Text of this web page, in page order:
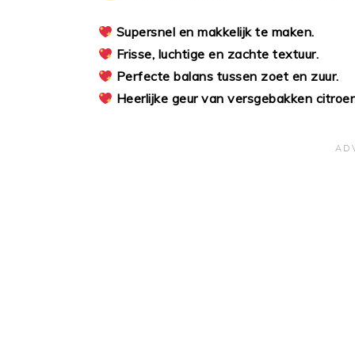
Supersnel en makkelijk te maken.
Frisse, luchtige en zachte textuur.
Perfecte balans tussen zoet en zuur.
Heerlijke geur van versgebakken